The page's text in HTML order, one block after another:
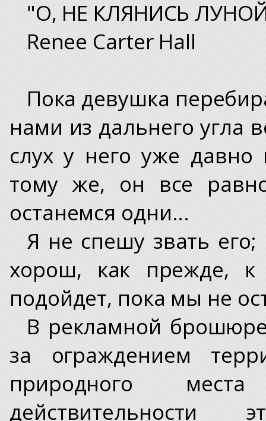
"О, НЕ КЛЯНИСЬ
Renee Carter Hall
Пока девушка
нами из дальнего угла
слух у него уже
тому же, он все
останемся одни...
Я не спешу звать
хорош, как прежде,
подойдет, пока мы не
В рекламной
за ограждением
природного